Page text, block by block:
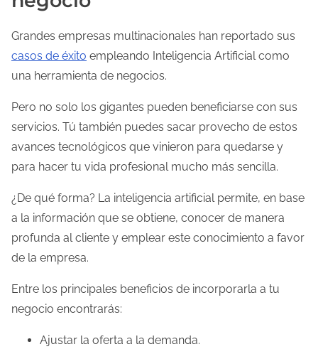
Grandes empresas multinacionales han reportado sus
casos de éxito empleando Inteligencia Artificial como
una herramienta de negocios.
Pero no solo los gigantes pueden beneficiarse con sus
servicios. Tú también puedes sacar provecho de estos
avances tecnológicos que vinieron para quedarse y
para hacer tu vida profesional mucho más sencilla.
¿De qué forma? La inteligencia artificial permite, en base
a la información que se obtiene, conocer de manera
profunda al cliente y emplear este conocimiento a favor
de la empresa.
Entre los principales beneficios de incorporarla a tu
negocio encontrarás:
Ajustar la oferta a la demanda.